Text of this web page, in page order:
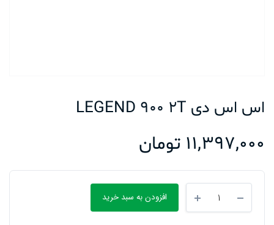
اس اس دی LEGEND 900 2T
11,397,000 تومان
دی
افزودن به سبد خرید